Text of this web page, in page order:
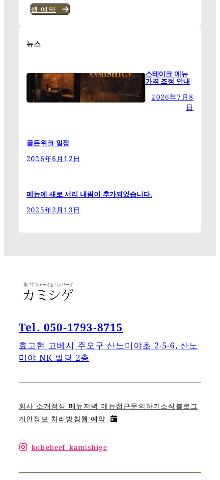
웹 예약
뉴스
스테이크 메뉴
가격 조정 안내
2026年7月8
日
골든위크 일정
2026年6月12日
메뉴에 새로 서리 내림이 추가되었습니다.
2025年2月13日
Tel. 050-1793-8715
효고현 고베시 주오구 산노미야초 2-5-6, 산노
미야 NK 빌딩 2층
회사 소개 점심 메뉴저녁 메뉴접근문의하기 소식 블로그
개인정보 처리방침 웹 예약
kobebeef_kamishige